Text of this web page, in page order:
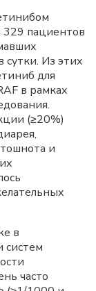
329 пациентов
сутки. Из этих
для
в рамках
(≥20%)
и
в
систем
часто